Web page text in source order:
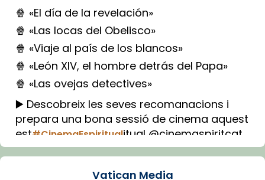
🍿 «El día de la revelación»
🍿 «Las locas del Obelisco»
🍿 «Viaje al país de los blancos»
🍿 «León XIV, el hombre detrás del Papa»
🍿 «Las ovejas detectives»
▶️ Descobreix les seves recomanacions i
prepara una bona sessió de cinema aquest
est#CinemaEspiritualitual @cinemaspiritcat
Imatge: Generada amb IA (OpenAI)
Vatican Media